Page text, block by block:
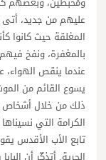
عليهم من جديد، أتى
المغلقة حيث كانوا
بالمغفرة، ونفخ
عندما ينقص الهواء،
يسوع القائم من
ذلك من خلال أشخاص
الكرامة التي
تابع الأب الأقدس